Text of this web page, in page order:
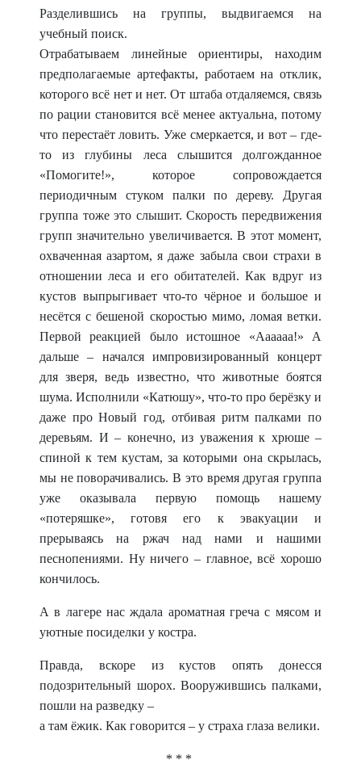
Разделившись на группы, выдвигаемся на
учебный поиск.
Отрабатываем линейныеориентиры, находим
предполагаемые артефакты, работаем на отклик,
которого всё нет и нет. От штаба отдаляемся, связь
по рации становится всё менее актуальна, потому
что перестаёт ловить. Уже смеркается, и вот – где-
то из глубины леса слышится долгожданное
«Помогите!», которое сопровождается
периодичным стуком палки по дереву. Другая
группа тоже это слышит. Скорость передвижения
групп значительно увеличивается. В этот момент,
охваченная азартом, я даже забыла свои страхи в
отношении леса и его обитателей. Как вдруг из
кустов выпрыгивает что-то чёрное и большое и
несётся с бешеной скоростью мимо, ломая ветки.
Первой реакцией было истошное «Аааааа!» А
дальше – начался импровизированный концерт
для зверя, ведь известно, что животные боятся
шума. Исполнили «Катюшу», что-то про берёзку и
даже про Новый год, отбивая ритм палками по
деревьям. И – конечно, из уважения к хрюше –
спиной к тем кустам, за которыми она скрылась,
мы не поворачивались. В это время другая группа
уже оказывала первую помощь нашему
«потеряшке», готовя его к эвакуации и
прерываясь на ржач над нами и нашими
песнопениями. Ну ничего – главное, всё хорошо
кончилось.
А в лагере нас ждала ароматная греча с мясом и
уютные посиделки у костра.
Правда, вскоре из кустов опять донесся
подозрительный шорох. Вооружившись палками,
пошли на разведку –
а там ёжик. Как говорится – у страха глаза велики.
* * *